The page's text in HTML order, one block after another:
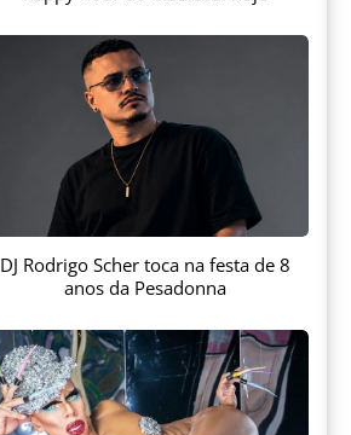
DJ Rodrigo Scher toca na festa de 8
anos da Pesadonna